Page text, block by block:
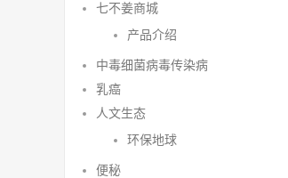
七不姜商城
产品介绍
中毒细菌病毒传染病
乳癌
人文生态
环保地球
便秘